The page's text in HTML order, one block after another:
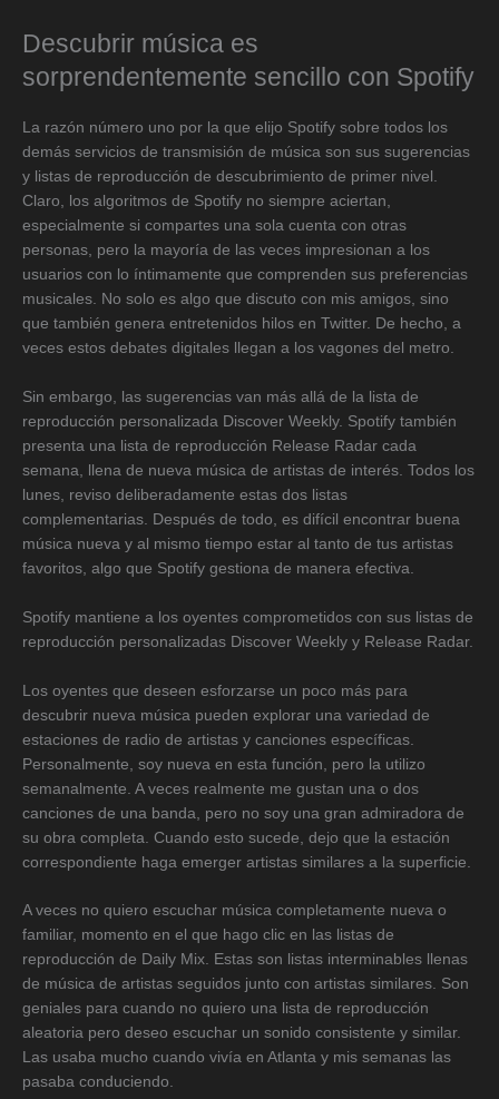
Descubrir música es
sorprendentemente sencillo con Spotify
La razón número uno por la que elijo Spotify sobre todos los
demás servicios de transmisión de música son sus sugerencias
y listas de reproducción de descubrimiento de primer nivel.
Claro, los algoritmos de Spotify no siempre aciertan,
especialmente si compartes una sola cuenta con otras
personas, pero la mayoría de las veces impresionan a los
usuarios con lo íntimamente que comprenden sus preferencias
musicales. No solo es algo que discuto con mis amigos, sino
que también genera entretenidos hilos en Twitter. De hecho, a
veces estos debates digitales llegan a los vagones del metro.
Sin embargo, las sugerencias van más allá de la lista de
reproducción personalizada Discover Weekly. Spotify también
presenta una lista de reproducción Release Radar cada
semana, llena de nueva música de artistas de interés. Todos los
lunes, reviso deliberadamente estas dos listas
complementarias. Después de todo, es difícil encontrar buena
música nueva y al mismo tiempo estar al tanto de tus artistas
favoritos, algo que Spotify gestiona de manera efectiva.
Spotify mantiene a los oyentes comprometidos con sus listas de
reproducción personalizadas Discover Weekly y Release Radar.
Los oyentes que deseen esforzarse un poco más para
descubrir nueva música pueden explorar una variedad de
estaciones de radio de artistas y canciones específicas.
Personalmente, soy nueva en esta función, pero la utilizo
semanalmente. A veces realmente me gustan una o dos
canciones de una banda, pero no soy una gran admiradora de
su obra completa. Cuando esto sucede, dejo que la estación
correspondiente haga emerger artistas similares a la superficie.
A veces no quiero escuchar música completamente nueva o
familiar, momento en el que hago clic en las listas de
reproducción de Daily Mix. Estas son listas interminables llenas
de música de artistas seguidos junto con artistas similares. Son
geniales para cuando no quiero una lista de reproducción
aleatoria pero deseo escuchar un sonido consistente y similar.
Las usaba mucho cuando vivía en Atlanta y mis semanas las
pasaba conduciendo.